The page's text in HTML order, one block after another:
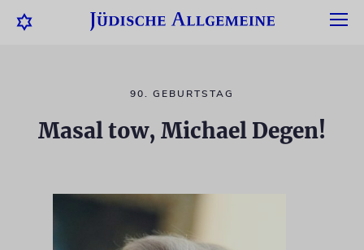
90. GEBURTSTAG
Masal tow, Michael Degen!